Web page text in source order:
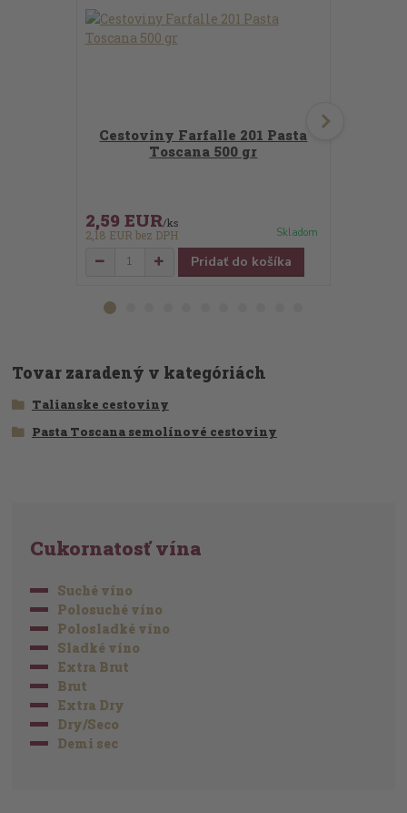
Cestoviny Farfalle 201 Pasta
Toscana 500 gr
2,59 EUR/ks
2,18 EUR bez DPH Skladom
Pridať do košíka
Tovar zaradený v kategóriách
Talianske cestoviny
Pasta Toscana semolínové cestoviny
Cukornatosť vína
Suché víno
Polosuché víno
Polosladké víno
Sladké víno
Extra Brut
Brut
Extra Dry
Dry/Seco
Demi sec